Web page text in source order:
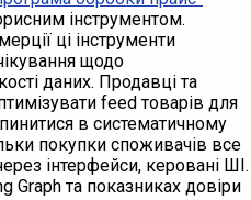
інструментом.
ці інструменти
щодо
даних. Продавці та
feed товарів для
в систематичному
покупки споживачів все
інтерфейси, керовані ШІ.
Graph та показниках довіри